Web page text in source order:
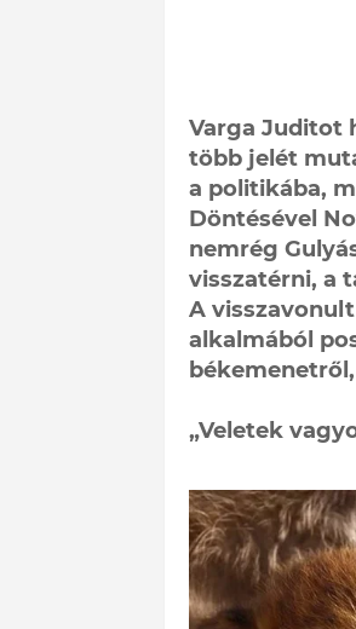
Varga Juditot
több jelét
a politikába,
Döntésével
nemrég
visszatérni, a
A
alkalmából
„Veletek